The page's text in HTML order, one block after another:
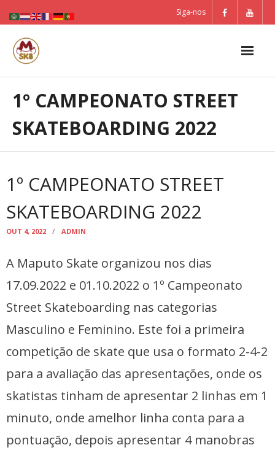
Siga-nos
1º CAMPEONATO STREET
SKATEBOARDING 2022
1º CAMPEONATO STREET
SKATEBOARDING 2022
OUT 4, 2022 ADMIN
A Maputo Skate organizou nos dias
17.09.2022 e 01.10.2022 o 1º Campeonato
Street Skateboarding nas categorias
Masculino e Feminino. Este foi a primeira
competição de skate que usa o formato 2-4-2
para a avaliação das apresentações, onde os
skatistas tinham de apresentar 2 linhas em 1
minuto, onde amelhor linha conta para a
pontuação, depois apresentar 4 manobras